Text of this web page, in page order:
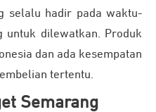
selalu hadir pada waktu-
untuk dilewatkan. Produk
dan ada kesempatan
tertentu.
Semarang